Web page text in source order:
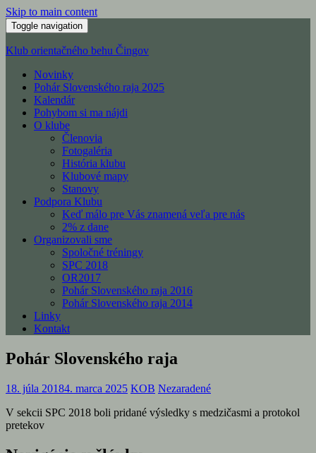
Skip to main content
Toggle navigation
Klub orientačného behu Čingov
Novinky
Pohár Slovenského raja 2025
Kalendár
Pohybom si ma nájdi
O klube
Členovia
Fotogaléria
História klubu
Klubové mapy
Stanovy
Podpora Klubu
Keď málo pre Vás znamená veľa pre nás
2% z dane
Organizovali sme
Spoločné tréningy
SPC 2018
OR2017
Pohár Slovenského raja 2016
Pohár Slovenského raja 2014
Linky
Kontakt
Pohár Slovenského raja
18. júla 20184. marca 2025 KOB Nezaradené
V sekcii SPC 2018 boli pridané výsledky s medzičasmi a protokol
pretekov